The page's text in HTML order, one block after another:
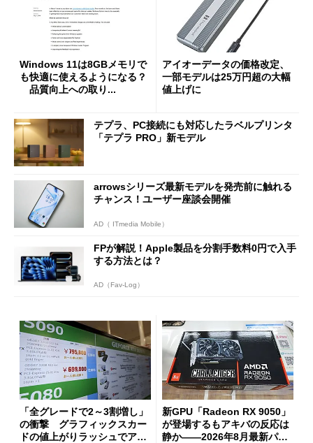
Windows 11は8GBメモリで
も快適に使えるようになる？
品質向上への取り...
アイオーデータの価格改定、
一部モデルは25万円超の大幅
値上げに
テプラ、PC接続にも対応したラベルプリンタ
「テプラ PRO」新モデル
arrowsシリーズ最新モデルを発売前に触れる
チャンス！ユーザー座談会開催
AD（ ITmedia Mobile）
FPが解説！Apple製品を分割手数料0円で入手
する方法とは？
AD（Fav-Log）
「全グレードで2～3割増し」
の衝撃 グラフィックスカー
ドの値上がりラッシュでアキ
新GPU「Radeon RX 9050」
が登場するもアキバの反応は
静か――2026年8月最新パー